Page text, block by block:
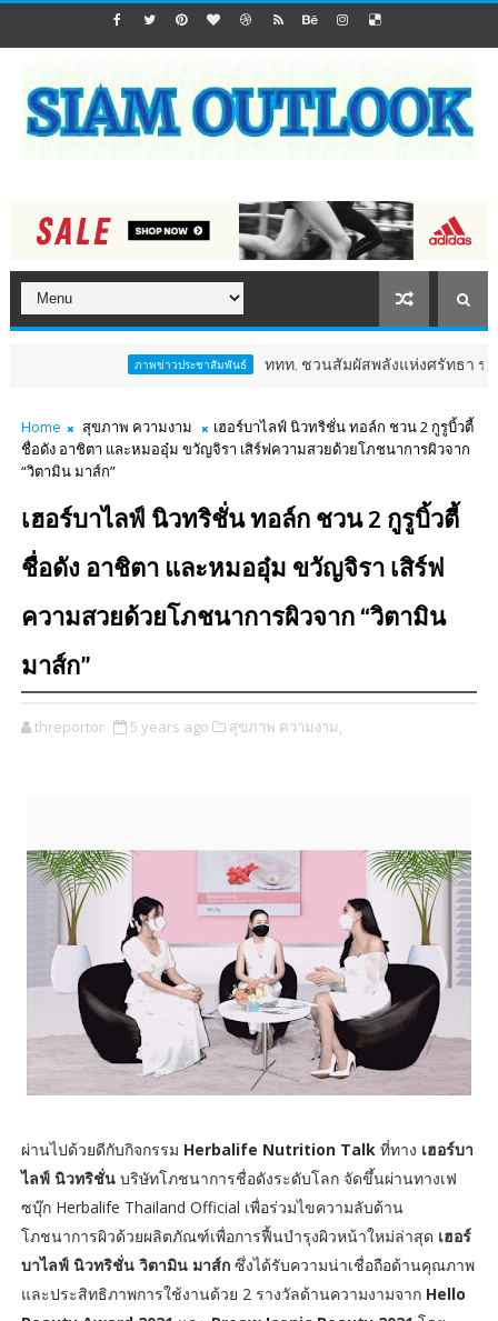
ภาพข่าวประชาสัมพันธ์ ททท. ชวนสัมผัสพลังแห่งศรัทธา ร่วมงาน "ห่
Home สุขภาพ ความงาม
เฮอร์บาไลฟ์ นิวทริชั่น ทอล์ก ชวน 2 กูรูบิ้วตี้
ชื่อดัง อาชิตา และหมออุ๋ม ขวัญจิรา เสิร์ฟความสวยด้วยโภชนาการผิวจาก
“วิตามิน มาส์ก”
เฮอร์บาไลฟ์ นิวทริชั่น ทอล์ก ชวน 2 กูรูบิ้วตี้
ชื่อดัง อาชิตา และหมออุ๋ม ขวัญจิรา เสิร์ฟ
ความสวยด้วยโภชนาการผิวจาก “วิตามิน
มาส์ก”
threportor 5 years ago สุขภาพ ความงาม,
ผ่านไปด้วยดีกับกิจกรรม Herbalife Nutrition Talkที่ทาง เฮอร์บา
ไลฟ์ นิวทริชั่นบริษัทโภชนาการชื่อดังระดับโลก จัดขึ้นผ่านทางเฟ
ซบุ๊ก Herbalife Thailand Official เพื่อร่วมไขความลับด้าน
โภชนาการผิวด้วยผลิตภัณฑ์เพื่อการฟื้นบำรุงผิวหน้าใหม่ล่าสุด เฮอร์
บาไลฟ์ นิวทริชั่น วิตามิน มาส์กซึ่งได้รับความน่าเชื่อถือด้านคุณภาพ
และประสิทธิภาพการใช้งานด้วย 2 รางวัลด้านความงามจาก Hello